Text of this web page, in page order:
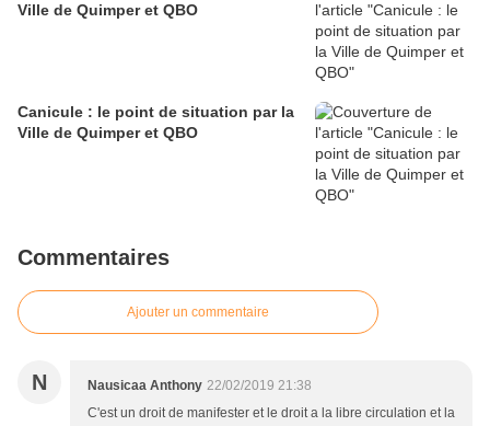
Ville de Quimper et QBO
Canicule : le point de situation par la
Ville de Quimper et QBO
Commentaires
Ajouter un commentaire
N Nausicaa Anthony 22/02/2019 21:38
C'est un droit de manifester et le droit a la libre circulation et la